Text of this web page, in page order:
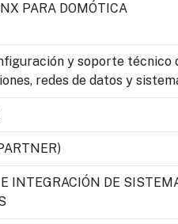
PARA DOMÓTICA
y soporte
redes de datos y
E INTEGRACIÓN DE